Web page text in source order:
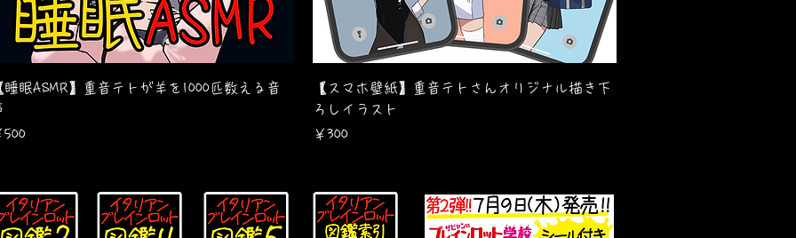
睡眠ASMR】重音テトが羊を1000匹数える音
格
500
【スマホ壁紙】重音テトさんオリジナル描き下
ろしイラスト
価格
￥300